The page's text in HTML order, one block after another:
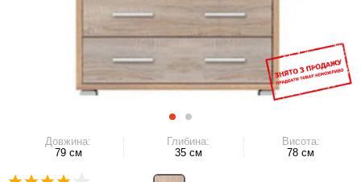
Довжина:
79 см
Глибина:
35 см
Висота:
78 см